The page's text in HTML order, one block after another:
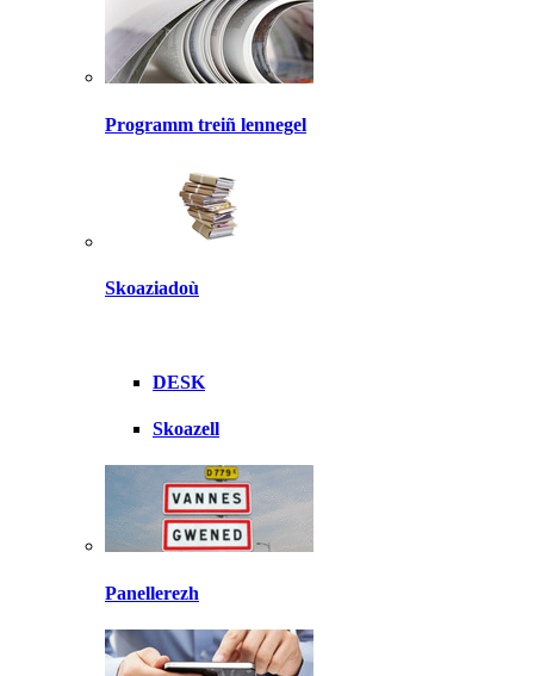
Programm treiñ lennegel
Skoaziadoù
DESK
Skoazell
Panellerezh